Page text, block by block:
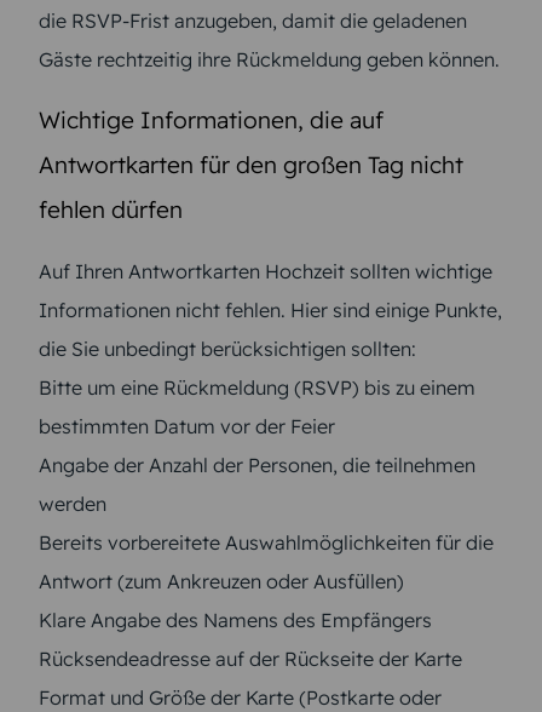
die RSVP-Frist anzugeben, damit die geladenen
Gäste rechtzeitig ihre Rückmeldung geben können.
Wichtige Informationen, die auf
Antwortkarten für den großen Tag nicht
fehlen dürfen
Auf Ihren Antwortkarten Hochzeit sollten wichtige
Informationen nicht fehlen. Hier sind einige Punkte,
die Sie unbedingt berücksichtigen sollten:
Bitte um eine Rückmeldung (RSVP) bis zu einem
bestimmten Datum vor der Feier
Angabe der Anzahl der Personen, die teilnehmen
werden
Bereits vorbereitete Auswahlmöglichkeiten für die
Antwort (zum Ankreuzen oder Ausfüllen)
Klare Angabe des Namens des Empfängers
Rücksendeadresse auf der Rückseite der Karte
Format und Größe der Karte (Postkarte oder